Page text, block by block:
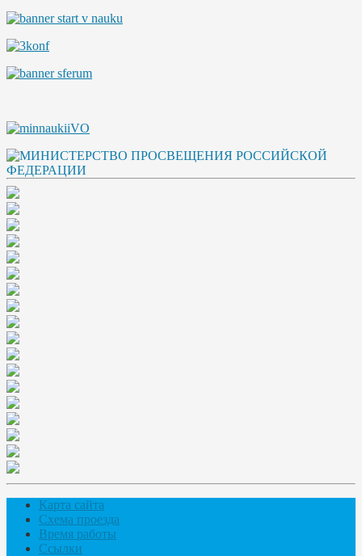
Карта сайта
Схема проезда
Время работы
Ссылки